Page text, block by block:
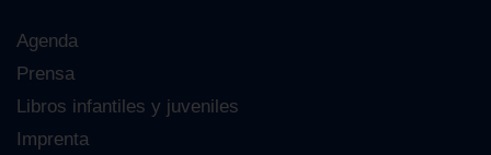
Agenda
Prensa
Libros infantiles y juveniles
Imprenta